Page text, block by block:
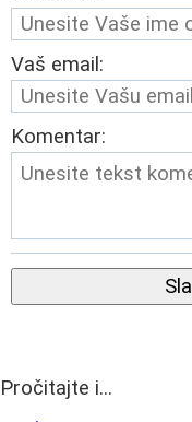
Vaš email:
Komentar:
Pročitajte i...